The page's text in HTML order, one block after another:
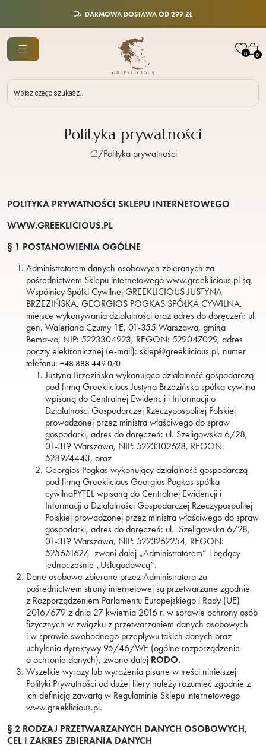
DARMOWA DOSTAWA OD 299 ZŁ
0 0
Wyszukiwarka
produktów
Polityka prywatności
/Polityka prywatności
POLITYKA PRYWATNOŚCI SKLEPU INTERNETOWEGO
WWW.GREEKLICIOUS.PL
§ 1 POSTANOWIENIA OGÓLNE
Administratorem danych osobowych zbieranych za
pośrednictwem Sklepu internetowego www.greeklicious.pl są
Wspólnicy Spółki Cywilnej GREEKLICIOUS JUSTYNA
BRZEZIŃSKA, GEORGIOS POGKAS SPÓŁKA CYWILNA,
miejsce wykonywania działalności oraz adres do doręczeń: ul.
gen. Waleriana Czumy 1E, 01-355 Warszawa, gmina
Bemowo, NIP: 5223304923, REGON: 529047029, adres
poczty elektronicznej (e-mail): sklep@greeklicious.pl, numer
telefonu: +48 888 449 070
Justyna Brzezińska wykonująca działalność gospodarczą
pod firmą Greeklicious Justyna Brzezińska spółka cywilna
wpisaną do Centralnej Ewidencji i Informacji o
Działalności Gospodarczej Rzeczypospolitej Polskiej
prowadzonej przez ministra właściwego do spraw
gospodarki, adres do doręczeń: ul. Szeligowska 6/28,
01-319 Warszawa, NIP: 5223302628, REGON:
528974443, oraz
Georgios Pogkas wykonujący działalność gospodarczą
pod firmą Greeklicious Georgios Pogkas spółka
cywilnaPYTEL wpisaną do Centralnej Ewidencji i
Informacji o Działalności Gospodarczej Rzeczypospolitej
Polskiej prowadzonej przez ministra właściwego do spraw
gospodarki, adres do doręczeń: ul. Szeligowska 6/28,
01-319 Warszawa, NIP: 5223262254, REGON:
525651627, zwani dalej „Administratorem” i będący
jednocześnie „Usługodawcą”.
Dane osobowe zbierane przez Administratora za
pośrednictwem strony internetowej są przetwarzane zgodnie
z Rozporządzeniem Parlamentu Europejskiego i Rady (UE)
2016/679 z dnia 27 kwietnia 2016 r. w sprawie ochrony osób
fizycznych w związku z przetwarzaniem danych osobowych
i w sprawie swobodnego przepływu takich danych oraz
uchylenia dyrektywy 95/46/WE (ogólne rozporządzenie
o ochronie danych), zwane dalej RODO.
Wszelkie wyrazy lub wyrażenia pisane w treści niniejszej
Polityki Prywatności od dużej litery należy rozumieć zgodnie z
ich definicją zawartą w Regulaminie Sklepu internetowego
www.greeklicious.pl.
§ 2 RODZAJ PRZETWARZANYCH DANYCH OSOBOWYCH,
CEL I ZAKRES ZBIERANIA DANYCH